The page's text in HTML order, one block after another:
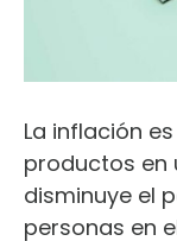
La inflación
productos en
disminuye el
personas en